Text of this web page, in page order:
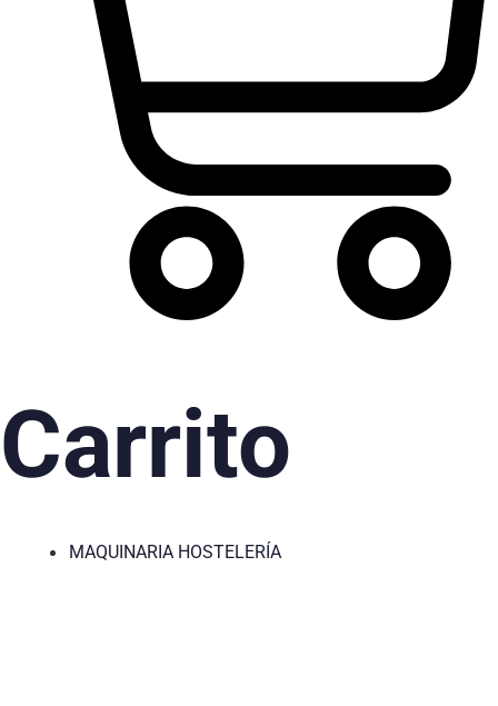
Carrito
MAQUINARIA HOSTELERÍA